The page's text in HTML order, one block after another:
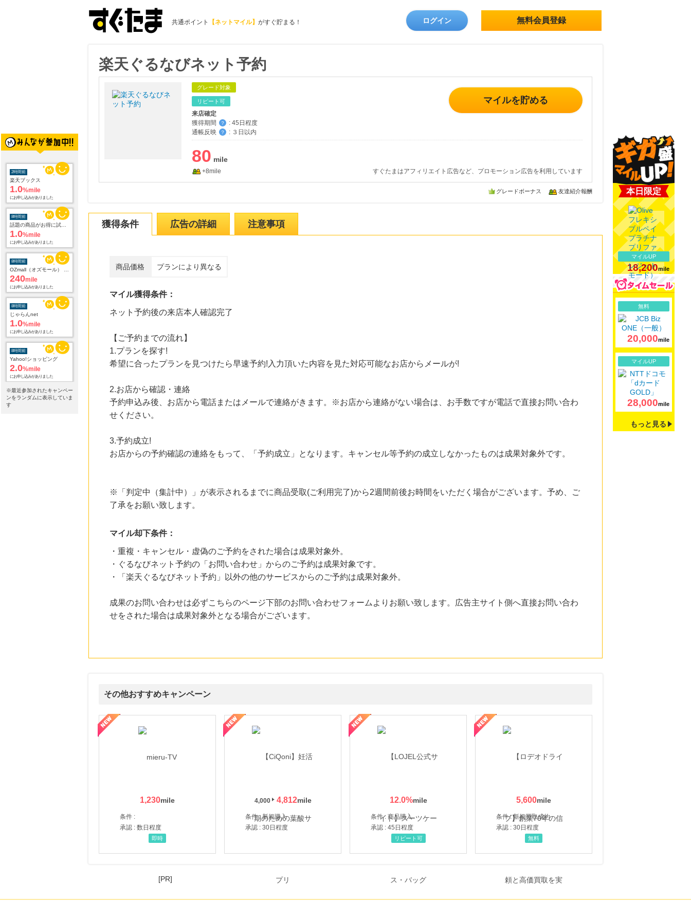
共通ポイント 【ネットマイル】 がすぐ貯まる！ ログイン 無料会員登録
2時間前
楽天ブックス
1.0%mile
にお申し込みがありました
8時間前
1.0%mile
にお申し込みがありました
8時間前
240mile
にお申し込みがありました
8時間前
じゃらんnet
1.0%mile
にお申し込みがありました
8時間前
Yahoo!ショッピング
2.0%mile
にお申し込みがありました
8時間前
WORLD ONLINE STORE
※最近参加されたキャンペー
ンをランダムに表示していま
す
楽天ぐるなびネット予約
グレード対象
リピート可
来店確定
獲得期間
？ : 45日程度
通帳反映
？ : ３日以内
マイルを貯める
80
+8mile すぐたまはアフィリエイト広告など、プロモーション広告を利用しています
グレードボーナス 友達紹介報酬
獲得条件 広告の詳細 注意事項
商品価格 プランにより異なる
マイル獲得条件：
ネット予約後の来店本人確認完了
【ご予約までの流れ】
1.プランを探す!
希望に合ったプランを見つけたら早速予約!入力頂いた内容を見た対応可能なお店からメールが!
2.お店から確認・連絡
予約申込み後、お店から電話またはメールで連絡がきます。※お店から連絡がない場合は、お手数ですが電話で直接お問い合わ
せください。
3.予約成立!
お店からの予約確認の連絡をもって、「予約成立」となります。キャンセル等予約の成立しなかったものは成果対象外です。
※「判定中（集計中）」が表示されるまでに商品受取(ご利用完了)から2週間前後お時間をいただく場合がございます。予め、ご
了承をお願い致します。
マイル却下条件：
・重複・キャンセル・虚偽のご予約をされた場合は成果対象外。
・ぐるなびネット予約の「お問い合わせ」からのご予約は成果対象です。
・「楽天ぐるなびネット予約」以外の他のサービスからのご予約は成果対象外。
成果のお問い合わせは必ずこちらのページ下部のお問い合わせフォームよりお願い致します。広告主サイト側へ直接お問い合わ
せをされた場合は成果対象外となる場合がございます。
その他おすすめキャンペーン
1,230
条件 :
承認 : 数日程度
即時
4,000 4,812
条件 : 新規購入
承認 : 30日程度
12.0%
条件 : 商品購入
承認 : 45日程度
【LOJEL公式サイト】スーツケース・バッグ
リピート可
5,600
条件 : 新規買取成約
承認 : 30日程度
【ロデオドライブ】創業70年の信頼と高価買取を実現！ブランド品・貴金属の無料査定
無料
本日限定
マイルUP
18,200mile
無料
20,000mile
マイルUP
28,000mile
もっと見る
[PR]